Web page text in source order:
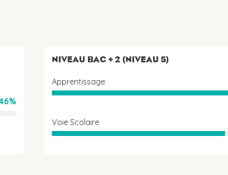
NIVEAU BAC + 2 (NIVEAU 5)
Apprentissage
Voie Scolaire